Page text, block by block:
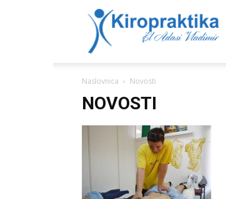
Kiropraktika
ADASI
Naslovnica Novosti
NOVOSTI